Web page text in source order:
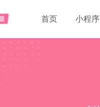
首页 小程序